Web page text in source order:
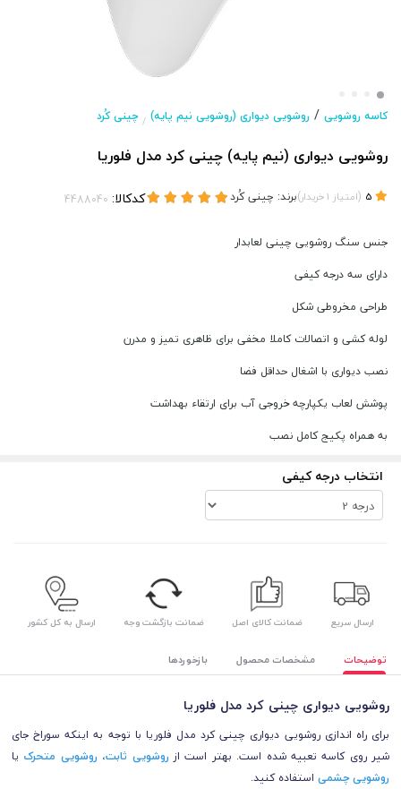
کاسه روشویی / روشویی دیواری (روشویی نیم پایه) / چینی کُرد
روشویی دیواری (نیم پایه) چینی کرد مدل فلوریا
(امتیاز 1خریدار)برند: چینی کُرد کدکالا:
جنس سنگ روشویی چینی لعابدار
دارای سه درجه کیفی
طراحی مخروطی شکل
لوله کشی و اتصالات کاملا مخفی برای ظاهری تمیز و مدرن
نصب دیواری با اشغال حداقل فضا
پوشش لعاب یکپارچه خروجی آب برای ارتقاء بهداشت
به همراه پکیج کامل نصب
انتخاب درجه کیفی
ارسال سریع ضمانت کالای اصل ضمانت بازگشت وجه ارسال به کل کشور
توضیحات مشخصات محصول بازخوردها
روشویی دیواری چینی کرد مدل فلوریا
برای راه اندازی روشویی دیواری چینی کرد مدل فلوریا با توجه به اینکه سوراخ جای
شیر روی کاسه تعبیه شده است. بهتر است از روشویی ثابت، روشویی متحرک یا
روشویی چشمیاستفاده کنید.